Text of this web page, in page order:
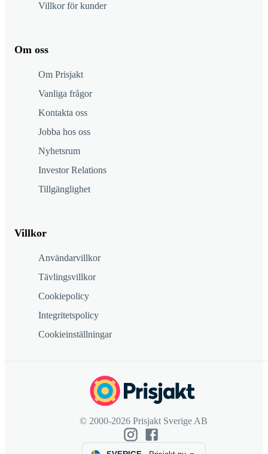
Villkor för kunder
Om oss
Om Prisjakt
Vanliga frågor
Kontakta oss
Jobba hos oss
Nyhetsrum
Investor Relations
Tillgänglighet
Villkor
Användarvillkor
Tävlingsvillkor
Cookiepolicy
Integritetspolicy
Cookieinställningar
© 2000-2026 Prisjakt Sverige AB